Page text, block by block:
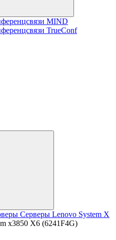
MIND
TrueConf
Серверы Lenovo System X
x3850 X6 (6241F4G)